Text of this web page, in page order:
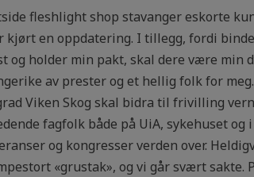
fleshlight shop stavanger eskorte
kjørt en oppdatering. I tillegg, fordi
og holder min pakt, skal dere være
av prester og et hellig folk for
Viken Skog skal bidra til frivilling
fagfolk både på UiA, sykehuset
og kongresser verden over.
«grustak», og vi går svært sakte.